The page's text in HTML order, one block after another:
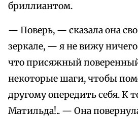
бриллиантом.
— Поверь, — сказала она
зеркале, — я не вижу
что присяжный
некоторые шаги, чтобы
другому опередить себя. К
Матильда!.. — Она